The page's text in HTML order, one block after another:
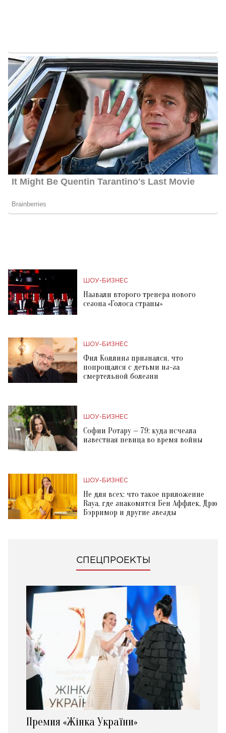
ШОУ-БИЗНЕС
Назвали второго тренера нового
сезона «Голоса страны»
ШОУ-БИЗНЕС
Фил Коллинз признался, что
попрощался с детьми из-за
смертельной болезни
ШОУ-БИЗНЕС
Софии Ротару — 79: куда исчезла
известная певица во время войны
ШОУ-БИЗНЕС
Не для всех: что такое приложение
Raya, где знакомятся Бен Аффлек, Дрю
Бэрримор и другие звезды
СПЕЦПРОЕКТЫ
Премия «Жінка України»